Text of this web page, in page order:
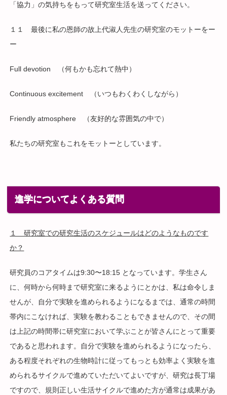
「協力」の気持ちをもって研究室生活を送ってください。
１１ 最後に私の恩師の故上代淑人先生の研究室のモットーをー
ー
Full devotion （何もかも忘れて熱中）
Continuous excitement （いつもわくわくしながら）
Friendly atmosphere （友好的な雰囲気の中で）
私たちの研究室もこれをモットーとしています。
進学についてよくある質問
１ 研究室での研究生活のスケジュールはどのようなものです
か？
研究員のコアタイムは9:30〜18:15 となっています。学生さん
に、何時から何時まで研究室に来るようにとかは、私は命令しま
せんが、自分で実験を進められるようになるまでは、通常の時間
帯内にこなければ、実験を教わることもできませんので、その間
は上記の時間帯に研究室において学ぶことが皆さんにとって重要
であると思われます。自分で実験を進められるようになったら、
ある程度それぞれの生物時計に従ってもっとも効率よく実験を進
められるサイクルで進めていただいてよいですが、研究は長丁場
ですので、規則正しい生活サイクルで進めた方が通常は成果があ